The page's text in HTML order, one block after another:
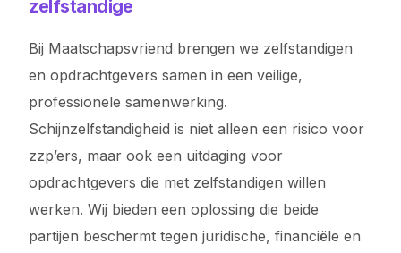
zelfstandige
Bij Maatschapsvriend brengen we zelfstandigen
en opdrachtgevers samen in een veilige,
professionele samenwerking.
Schijnzelfstandigheid is niet alleen een risico voor
zzp’ers, maar ook een uitdaging voor
opdrachtgevers die met zelfstandigen willen
werken. Wij bieden een oplossing die beide
partijen beschermt tegen juridische, financiële en